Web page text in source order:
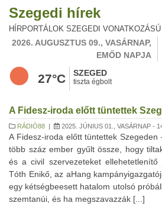
Szegedi hírek
HÍRPORTÁLOK SZEGEDI
2026. AUGUSZTUS 09., VASÁRNAP,
EMŐD NAPJA
27°C SZEGED
tiszta égbolt
A Fidesz-iroda előtt tüntettek
RÁDIÓ88 | 2025. JÚNIUS 01., VASÁRNAP -
A Fidesz-iroda előtt tüntettek Szegeden
több száz ember gyűlt össze, hogy
és a civil szervezeteket ellehetetlenítő
Tóth Enikő, az aHang
egy kétségbeesett hatalom utolsó
szemtanúi, és ha megszavazzák [...]